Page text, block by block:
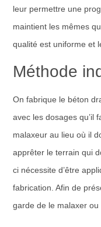
leur permettre une
maintient les mêmes
qualité est uniforme et
Méthode
On fabrique le béton
avec les dosages qu’il
malaxeur au lieu où il
apprêter le terrain qui
ci nécessite d’être
fabrication. Afin de
garde de le malaxer ou